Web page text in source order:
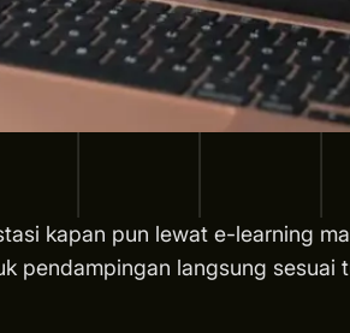
kapan pun lewat e-learning
pendampingan langsung sesuai